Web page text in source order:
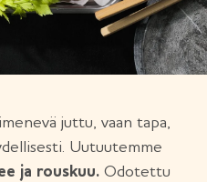
juttu, vaan tapa,
Uutuutemme
ja rouskuu. Odotettu